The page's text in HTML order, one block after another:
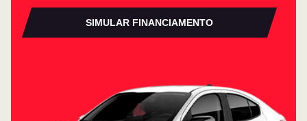
SIMULAR FINANCIAMENTO